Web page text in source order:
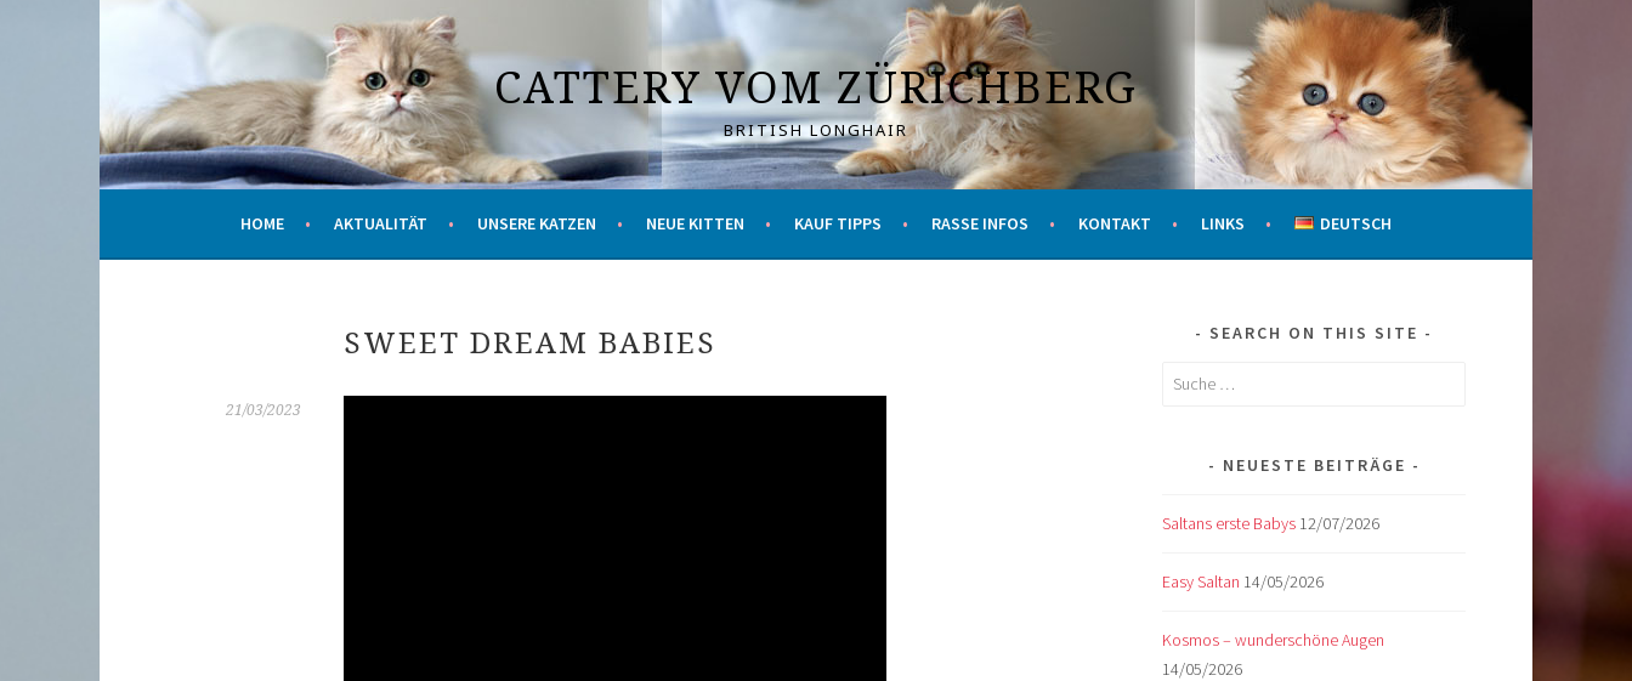
CATTERY VOM ZÜRICHBERG
BRITISH LONGHAIR
HOME AKTUALITÄT UNSERE KATZEN NEUE KITTEN KAUF TIPPS RASSE INFOS KONTAKT LINKS DEUTSCH
SWEET DREAM BABIES
21/03/2023
SEARCH ON THIS SITE
Suche
NEUESTE BEITRÄGE
Saltans erste Babys 12/07/2026
Easy Saltan 14/05/2026
Kosmos – wunderschöne Augen
14/05/2026